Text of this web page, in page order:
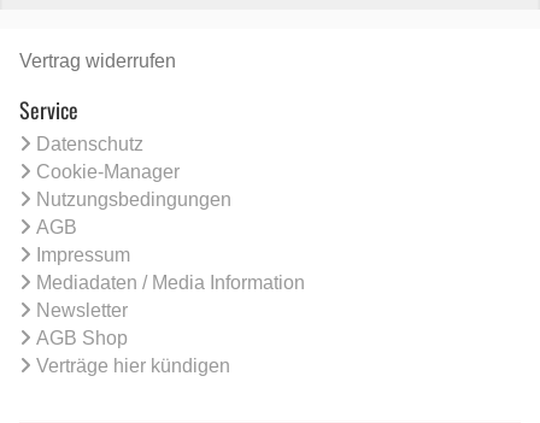
Vertrag widerrufen
Service
Datenschutz
Cookie-Manager
Nutzungsbedingungen
AGB
Impressum
Mediadaten / Media Information
Newsletter
AGB Shop
Verträge hier kündigen